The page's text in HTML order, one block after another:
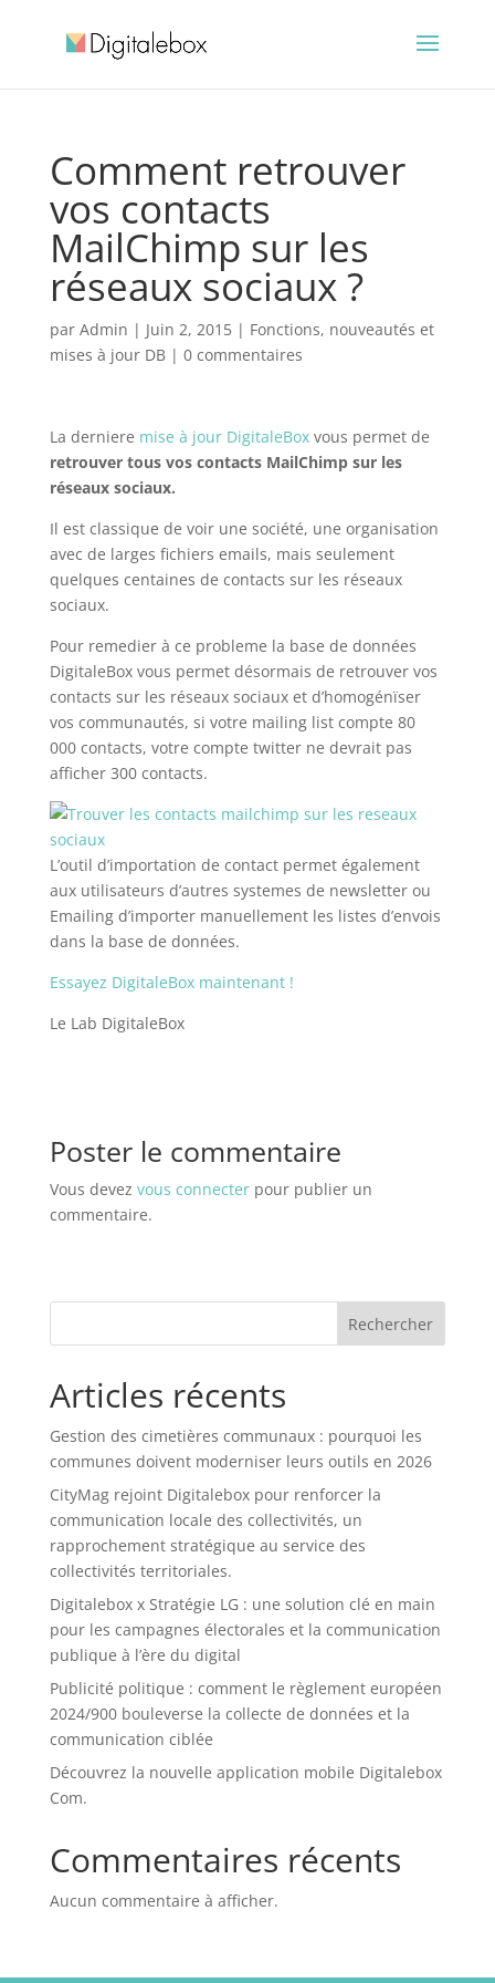
Comment retrouver
vos contacts
MailChimp sur les
réseaux sociaux ?
par Admin | Juin 2, 2015| Fonctions, nouveautés et
mises à jour DB| 0 commentaires
La derniere mise à jour DigitaleBoxvous permet de
retrouver tous vos contacts MailChimp sur les
réseaux sociaux.
Il est classique de voir une société, une organisation
avec de larges fichiers emails, mais seulement
quelques centaines de contacts sur les réseaux
sociaux.
Pour remedier à ce probleme la base de données
DigitaleBox vous permet désormais de retrouver vos
contacts sur les réseaux sociaux et d’homogénïser
vos communautés, si votre mailing list compte 80
000 contacts, votre compte twitter ne devrait pas
afficher 300 contacts.
L’outil d’importation de contact permet également
aux utilisateurs d’autres systemes de newsletter ou
Emailing d’importer manuellement les listes d’envois
dans la base de données.
Essayez DigitaleBox maintenant !
Le Lab DigitaleBox
Poster le commentaire
Vous devez vous connecterpour publier un
commentaire.
Rechercher
Articles récents
Gestion des cimetières communaux : pourquoi les
communes doivent moderniser leurs outils en 2026
CityMag rejoint Digitalebox pour renforcer la
communication locale des collectivités, un
rapprochement stratégique au service des
collectivités territoriales.
Digitalebox x Stratégie LG : une solution clé en main
pour les campagnes électorales et la communication
publique à l’ère du digital
Publicité politique : comment le règlement européen
2024/900 bouleverse la collecte de données et la
communication ciblée
Découvrez la nouvelle application mobile Digitalebox
Com.
Commentaires récents
Aucun commentaire à afficher.